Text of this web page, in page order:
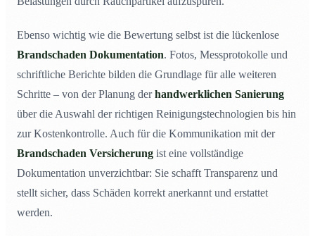
Ebenso wichtig wie die Bewertung selbst ist die lückenlose
Brandschaden Dokumentation. Fotos, Messprotokolle und
schriftliche Berichte bilden die Grundlage für alle weiteren
Schritte – von der Planung derhandwerklichen Sanierung
über die Auswahl der richtigen Reinigungstechnologien bis hin
zur Kostenkontrolle. Auch für die Kommunikation mit der
Brandschaden Versicherung ist eine vollständige
Dokumentation unverzichtbar: Sie schafft Transparenz und
stellt sicher, dass Schäden korrekt anerkannt und erstattet
werden.